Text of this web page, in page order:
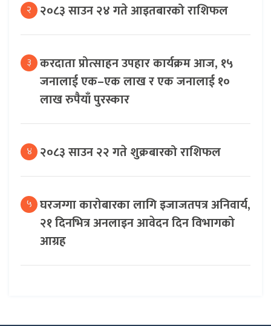
२ २०८३ साउन २४ गते आइतबारको राशिफल
३ करदाता प्रोत्साहन उपहार कार्यक्रम आज, १५
जनालाई एक–एक लाख र एक जनालाई १०
लाख रुपैयाँ पुरस्कार
४ २०८३ साउन २२ गते शुक्रबारको राशिफल
५ घरजग्गा कारोबारका लागि इजाजतपत्र अनिवार्य,
२१ दिनभित्र अनलाइन आवेदन दिन विभागको
आग्रह